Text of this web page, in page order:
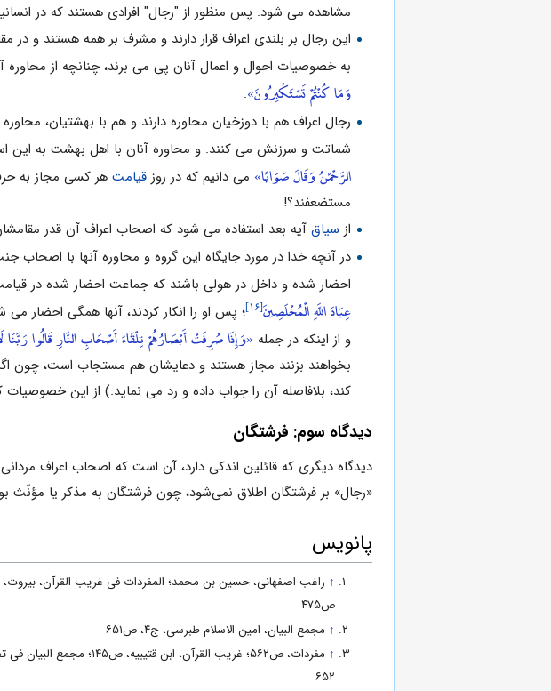
مشاهده مى ‏شود. پس منظور از "رجال" افرادى هستند که در
این رجال بر بلندی اعراف قرار دارند و مشرف بر همه هستند و
به خصوصیات احوال و اعمال آنان پى مى ‏برند، چنانچه از محاوره آنها با
وَمَا كُنْتُمْ تَسْتَكْبِرُونَ».
رجال اعراف هم با دوزخیان محاوره دارند و هم با بهشتیان،
شماتت و سرزنش مى ‏کنند. و محاوره آنان با اهل بهشت به این
الرَّحْمَٰنُ وَقَالَ صَوَابًا» مى‏ دانیم که در روز قیامتهر کسى مجاز به
مستضعفند؟!
از سیاقآیه بعد استفاده مى‏ شود که اصحاب اعراف آن قدر
در آنچه خدا در مورد جایگاه این گروه و محاوره آنها با اصحاب
احضار شده و داخل در هولی باشند که جماعت احضار شده در قیامت
عِبَادَ اللَّهِ الْمُخْلَصِينَ[۱۶]
؛ پس او را انکار کردند، آنها همگی احضار
و از اینکه در جمله «وَإِذَا صُرِفَتْ أَبْصَارُهُمْ تِلْقَاءَ أَصْحَابِ النَّارِ قَالُوا رَبَّنَا
بخواهند بزنند مجاز هستند و دعایشان هم مستجاب است، چون
کند، بلافاصله آن را جواب داده و رد مى ‏نماید.) از این
دیدگاه سوم: فرشتگان
دیدگاه دیگری که قائلین اندکی دارد، آن است که اصحاب اعراف مردانى‌
«رجال» بر فرشتگان اطلاق نمى‌شود، چون فرشتگان به مذکر یا مؤنّث
پانویس
↑
ص۴۷۵
↑ مجمع البیان، امین الاسلام طبرسی، ج‌۴، ص‌۶۵۱
↑
۶۵۲